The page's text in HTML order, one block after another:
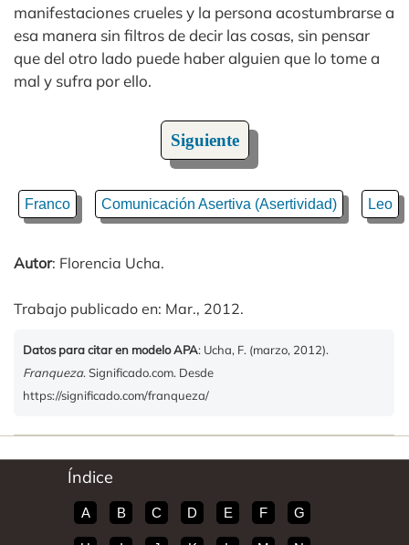
manifestaciones crueles y la persona acostumbrarse a
esa manera sin filtros de decir las cosas, sin pensar
que del otro lado puede haber alguien que lo tome a
mal y sufra por ello.
Siguiente
Franco Comunicación Asertiva (Asertividad) Leo
Autor: Florencia Ucha.
Trabajo publicado en: Mar., 2012.
Datos para citar en modelo APA: Ucha, F. (marzo, 2012).
Franqueza. Significado.com. Desde
https://significado.com/franqueza/
Índice
A B C D E F G